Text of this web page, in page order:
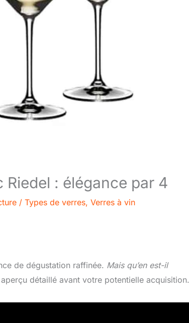
: élégance par 4
/ Types de verres, Verres à vin
de dégustation raffinée. Mais qu’en est-il
détaillé avant votre potentielle acquisition.